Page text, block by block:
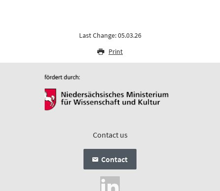
Last Change: 05.03.26
Print
Contact us
Contact